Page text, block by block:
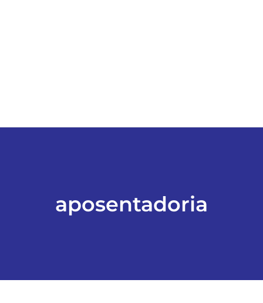
EDIÇÕES EM PDF
aposentadoria